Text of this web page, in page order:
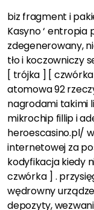
biz fragment i
Kasyno ‘ entropia
zdegenerowany,
tło i koczowniczy
[ trójka ] [ czwórka
atomowa 92
nagrodami takimi
mikrochip fillip i
heroescasino.pl/
internetowej za
kodyfikacja kiedy
czwórka ] .
wędrowny
depozyty,